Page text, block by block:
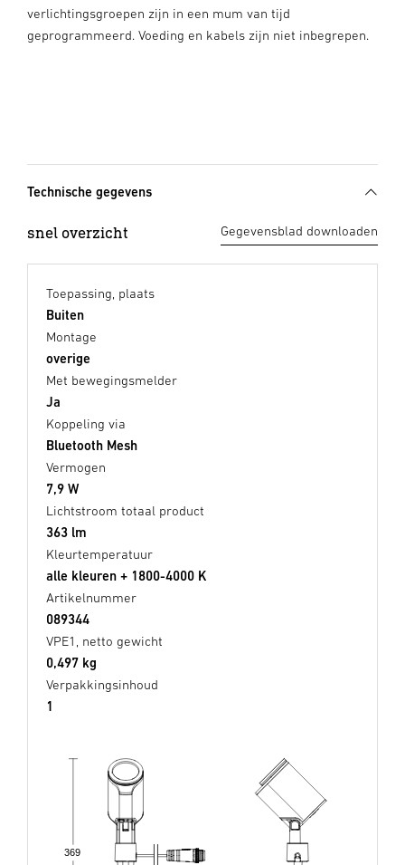
verlichtingsgroepen zijn in een mum van tijd
geprogrammeerd. Voeding en kabels zijn niet inbegrepen.
Technische gegevens
snel overzicht Gegevensblad downloaden
Toepassing, plaats
Buiten
Montage
overige
Met bewegingsmelder
Ja
Koppeling via
Bluetooth Mesh
Vermogen
7,9 W
Lichtstroom totaal product
363 lm
Kleurtemperatuur
alle kleuren + 1800-4000 K
Artikelnummer
089344
VPE1, netto gewicht
0,497 kg
Verpakkingsinhoud
1
369